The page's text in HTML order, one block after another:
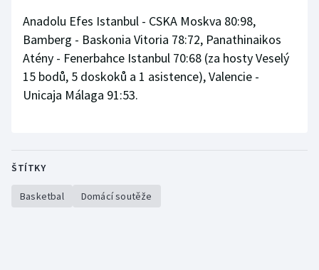
Judo
Krasobruslení
Anadolu Efes Istanbul - CSKA Moskva 80:98,
Bamberg - Baskonia Vitoria 78:72, Panathinaikos
Atény - Fenerbahce Istanbul 70:68 (za hosty Veselý
15 bodů, 5 doskoků a 1 asistence), Valencie -
Unicaja Málaga 91:53.
ŠTÍTKY
Basketbal Domácí soutěže